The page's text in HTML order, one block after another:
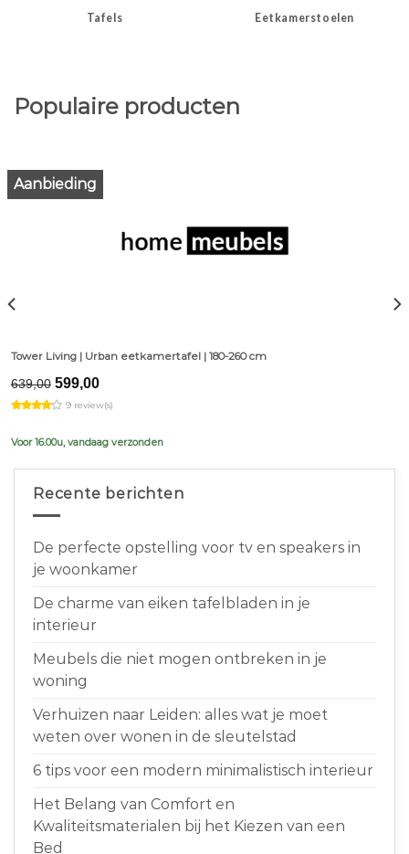
Tafels Eetkamerstoelen
Populaire producten
Aanbieding
Tower Living | Urban eetkamertafel | 180-260 cm
639,00 Original
price
was:
599,00Current
is:
9 review(s)
Voor 16.00u, vandaag verzonden
Recente berichten
De perfecte opstelling voor tv en speakers in
je woonkamer
De charme van eiken tafelbladen in je
interieur
Meubels die niet mogen ontbreken in je
woning
Verhuizen naar Leiden: alles wat je moet
weten over wonen in de sleutelstad
6 tips voor een modern minimalistisch interieur
Het Belang van Comfort en
Kwaliteitsmaterialen bij het Kiezen van een
Bed